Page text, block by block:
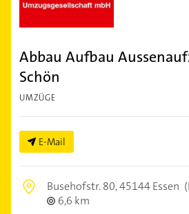
Abbau Aufbau
Schön
UMZÜGE
E-Mail
Busehofstr. 80,45144 Essen
6,6 km